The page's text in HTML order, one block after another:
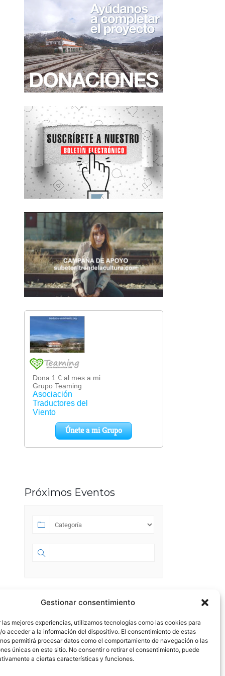
Gestionar consentimiento
las mejores experiencias, utilizamos tecnologías como las cookies para
o acceder a la información del dispositivo. El consentimiento de estas
permitirá procesar datos como el comportamiento de navegación o las
únicas en este sitio. No consentir o retirar el consentimiento, puede
a ciertas características y funciones.
Próximos Eventos
SEPTIEMBRE 2023
SEP 01 2023- JUL 18 2028
HA NACIDO ESPACIO 58.0